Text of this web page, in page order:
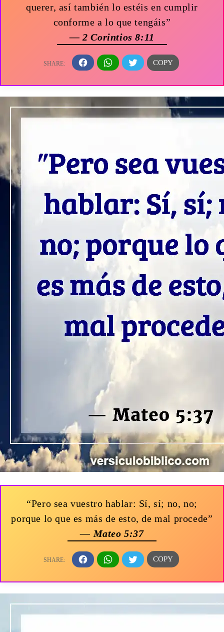
querer, así también lo estéis en cumplir
conforme a lo que tengáis”
— 2 Corintios 8:11
“Pero sea vuestro hablar: Sí, sí; no, no;
porque lo que es más de esto, de mal procede”
— Mateo 5:37